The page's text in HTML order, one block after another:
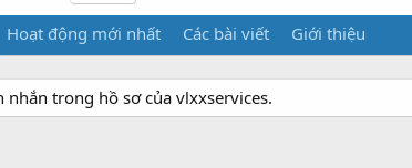
Hoạt động mới nhất Các bài viết Giới thiệu
nhắn trong hồ sơ của vlxxservices.